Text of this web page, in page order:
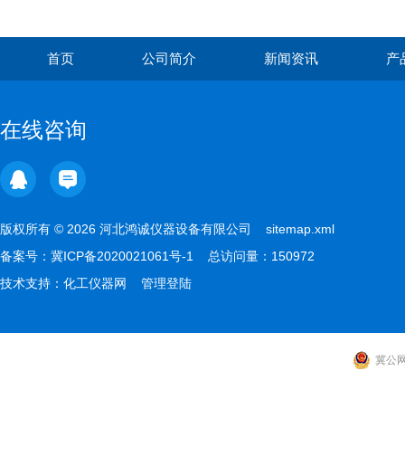
首页 公司简介 新闻资讯 产
在线咨询
版权所有 © 2026 河北鸿诚仪器设备有限公司 sitemap.xml
备案号： 冀ICP备2020021061号-1
总访问量：150972
技术支持： 化工仪器网 管理登陆
冀公